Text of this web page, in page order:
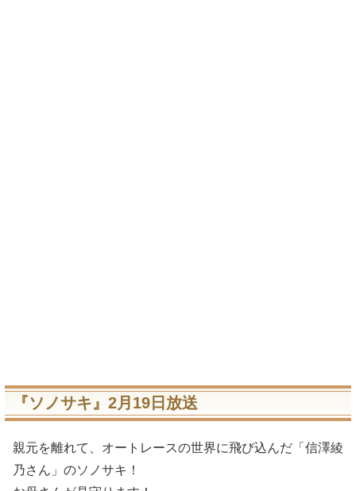
『ソノサキ』2月19日放送
親元を離れて、オートレースの世界に飛び込んだ「信澤綾
乃さん」のソノサキ！